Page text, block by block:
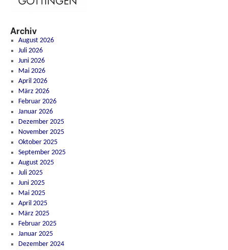
Archiv
August 2026
Juli 2026
Juni 2026
Mai 2026
April 2026
März 2026
Februar 2026
Januar 2026
Dezember 2025
November 2025
Oktober 2025
September 2025
August 2025
Juli 2025
Juni 2025
Mai 2025
April 2025
März 2025
Februar 2025
Januar 2025
Dezember 2024